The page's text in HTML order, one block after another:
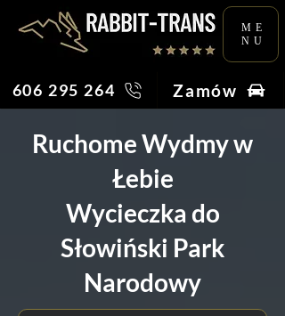
ME
NU
606 295 264 Zamów
Ruchome Wydmy w
Łebie
Wycieczka do
Słowiński Park
Narodowy